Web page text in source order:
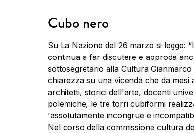
Cubo nero
Su La Nazione del 26 marzo si legge:
continua a far discutere e approda
sottosegretario alla Cultura
chiarezza su una vicenda che da mesi
architetti, storici dell'arte, docenti
polemiche, le tre torri cubiformi
'assolutamente incongrue e
Nel corso della commissione cultura